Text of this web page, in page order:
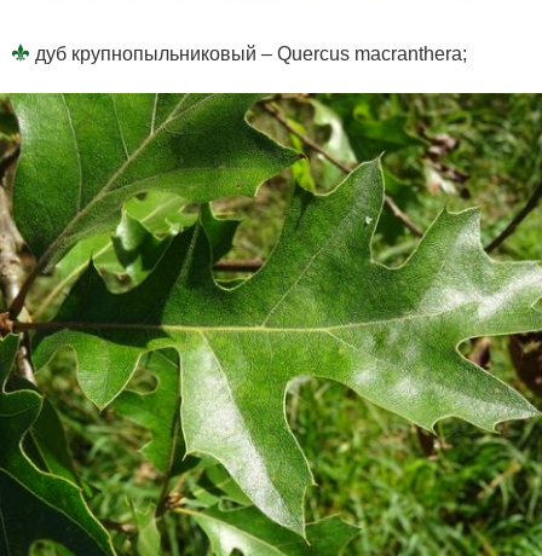
дуб крупнопыльниковый – Quercus macranthera;